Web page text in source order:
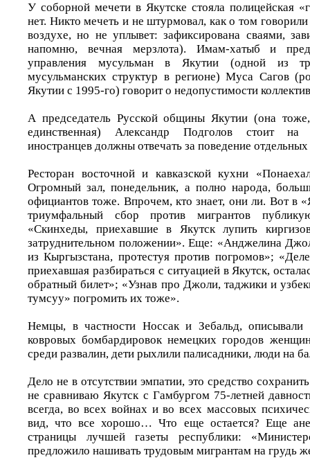
У соборной мечети в Якутске стояла полицейская
нет. Никто мечеть и не штурмовал, как о том
воздухе, но не уплывет: зафиксирована сваями,
напомню, вечная мерзлота). Имам-хатыб и
управления мусульман в Якутии (одной из
мусульманских структур в регионе) Муса Сагов
Якутии с 1995-го) говорит о недопустимости
А председатель Русской общины Якутии (она
единственная) Александр Подголов стоит на
иностранцев должны отвечать за поведение отдельных
Ресторан восточной и кавказской кухни
Огромный зал, понедельник, а полно народа,
официантов тоже. Впрочем, кто знает, они ли. Вот в
триумфальный сбор против мигрантов
«Скинхеды, приехавшие в Якутск лупить
затруднительном положении». Еще: «Анджелина
из Кыргызстана, протестуя против погромов»;
приехавшая разбираться с ситуацией в Якутск,
обратный билет»; «Узнав про Джоли, таджики и
тумсуу» погромить их тоже».
Немцы, в частности Носсак и Зебальд, описывали
ковровых бомбардировок немецких городов
среди развалин, дети рыхлили палисадники, люди на
Дело не в отсутствии эмпатии, это средство
не сравниваю Якутск с Гамбургом 75-летней
всегда, во всех войнах и во всех массовых
вид, что все хорошо… Что еще остается? Еще
страницы лучшей газеты республики:
предложило нашивать трудовым мигрантам на грудь